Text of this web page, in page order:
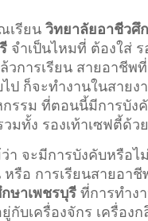
เรียน วิทยาลัยอาชีวศึ
จำเป็นไหมที่ ต้องใส่ ร
วการเรียน สายอาชีพ
ไป ก็จะทำงานในสายง
รรม ที่ตอนนี้มีการบัง
วมทั้ง รองเท้าเซฟตี้ด้วย
า จะมีการบังคับหรือไ
หรือ การเรียนสายอาชี
ษาเพชรบุรีที่การทำง
กับเครื่องจักร เครื่องก